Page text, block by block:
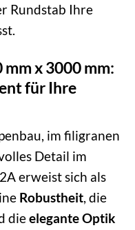
Rundstab Ihre
x 3000 mm:
für Ihre
im filigranen
Detail im
erweist sich als
Robustheit, die
dieelegante Optik